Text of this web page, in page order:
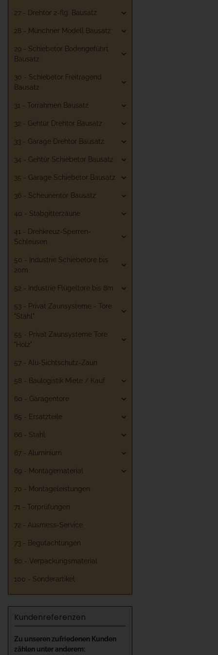
27 - Drehtor 2-flg. Bausatz
28 - Münchner Modell Bausatz
29 - Schiebetor Bodengeführt
Bausatz
30 - Schiebetor Freitragend
Bausatz
31 - Torrahmen Bausatz
32 - Gehtür Drehtor Bausatz
33 - Garage Drehtor Bausatz
34 - Gehtür Schiebetor Bausatz
35 - Garage Schiebetor Bausatz
36 - Scheunentor Bausatz
40 - Stabgitterzäune
41 - Drehkreuz-Sperren-
Schleusen
50 - Industrie Schiebetore bis
20m
52 - Industrie Flügeltore bis 8m
53 - Privat Zaunsysteme - Tore
"Stahl"
55 - Privat Zaunsysteme Tore
"Holz"
57 - Alu-Sichtschutz-Zaun
58 - Baulogistik Miete / Kauf
60 - Garagentore
65 - Ersatzteile
66 - Stahl
67 - Aluminium
69 - Montagematerial
70 - Montageleistungen
71 - Torprüfungen
72 - Ausmess-Service
73 - Begutachtungen
80 - Verpackungsmaterial
100 - Sonderartikel
Kundenreferenzen
Zu unseren zufriedenen Kunden
zählen unter anderem: